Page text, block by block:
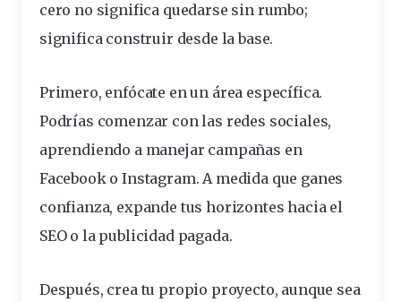
cero no significa quedarse sin rumbo;
significa construir desde la base.
Primero, enfócate en un área específica.
Podrías comenzar con las redes sociales,
aprendiendo a manejar campañas en
Facebook o Instagram. A medida que ganes
confianza, expande tus horizontes hacia el
SEO o la publicidad pagada.
Después, creatu propio proyecto, aunque sea